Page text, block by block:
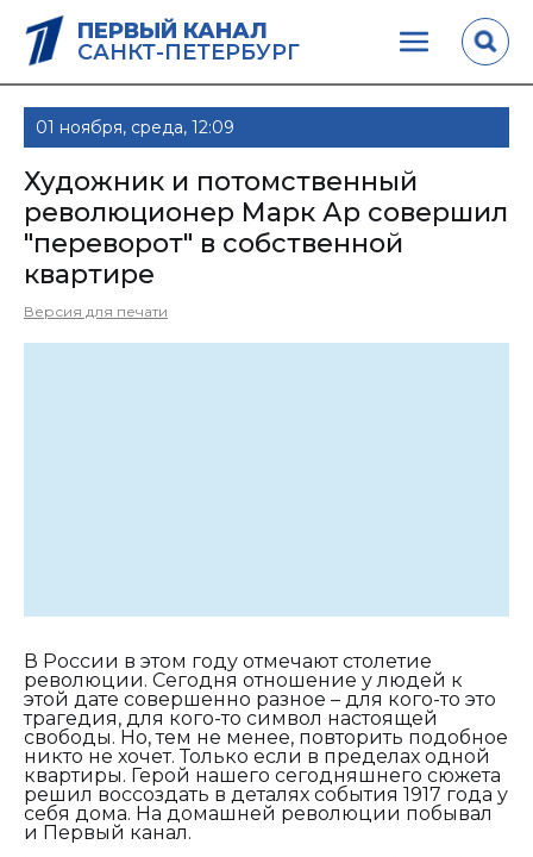
ПЕРВЫЙ КАНАЛ
САНКТ-ПЕТЕРБУРГ
01 ноября, среда, 12:09
Художник и потомственный
революционер Марк Ар совершил
"переворот" в собственной
квартире
Версия для печати
В России в этом году отмечают столетие
революции. Сегодня отношение у людей к
этой дате совершенно разное – для кого-то это
трагедия, для кого-то символ настоящей
свободы. Но, тем не менее, повторить подобное
никто не хочет. Только если в пределах одной
квартиры. Герой нашего сегодняшнего сюжета
решил воссоздать в деталях события 1917 года у
себя дома. На домашней революции побывал
и Первый канал.